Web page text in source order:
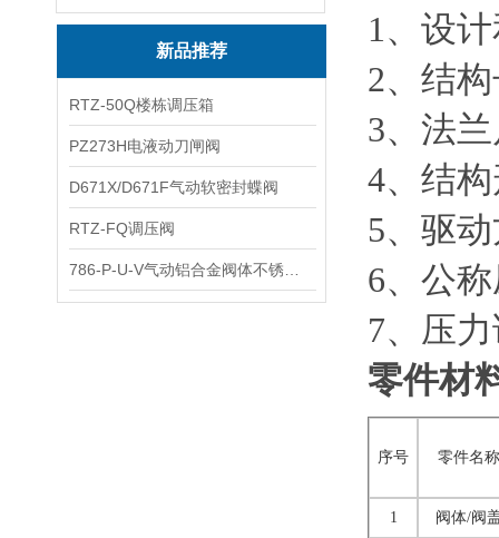
新品推荐
RTZ-50Q楼栋调压箱
PZ273H电液动刀闸阀
D671X/D671F气动软密封蝶阀
RTZ-FQ调压阀
1、设
2、结
3、法
4、结
5、驱
6、公称
7、压
零件材
序号 零件名称
1 阀体/阀